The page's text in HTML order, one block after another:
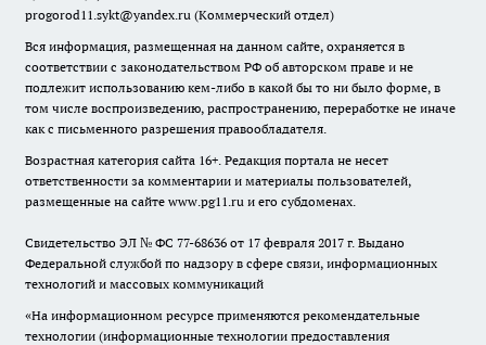
progorod11.sykt@yandex.ru (Коммерческий отдел)
Вся информация, размещенная на данном сайте, охраняется в
соответствии с законодательством РФ об авторском праве и не
подлежит использованию кем-либо в какой бы то ни было форме, в
том числе воспроизведению, распространению, переработке не иначе
как с письменного разрешения правообладателя.
Возрастная категория сайта 16+. Редакция портала не несет
ответственности за комментарии и материалы пользователей,
размещенные на сайте www.pg11.ru и его субдоменах.
Свидетельство ЭЛ № ФС 77-68636 от 17 февраля 2017 г. Выдано
Федеральной службой по надзору в сфере связи, информационных
технологий и массовых коммуникаций
«На информационном ресурсе применяются рекомендательные
технологии (информационные технологии предоставления